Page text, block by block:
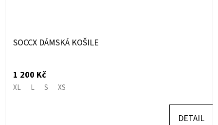
SOCCX DÁMSKÁ KOŠILE
1 200 Kč
XL L S XS
DETAIL